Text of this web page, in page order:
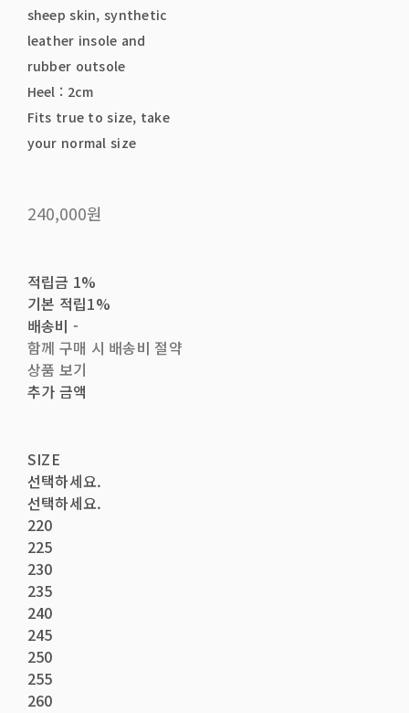
sheep skin, synthetic
leather insole and
rubber outsole
Heel : 2cm
Fits true to size, take
your normal size
240,000원
적립금 1%
기본 적립1%
배송비 -
함께 구매 시 배송비 절약
상품 보기
추가 금액
SIZE
선택하세요.
선택하세요.
220
225
230
235
240
245
250
255
260